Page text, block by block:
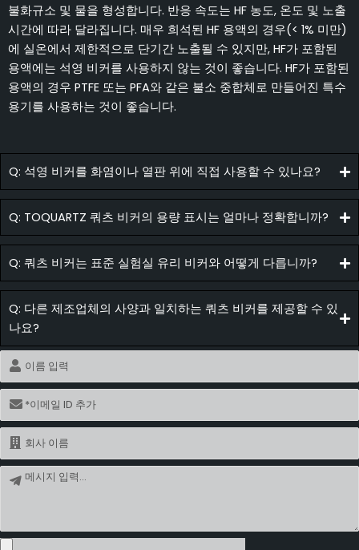
불화규소 및 물을 형성합니다. 반응 속도는 HF 농도, 온도 및 노출
시간에 따라 달라집니다. 매우 희석된 HF 용액의 경우(< 1% 미만)
에 실온에서 제한적으로 단기간 노출될 수 있지만, HF가 포함된
용액에는 석영 비커를 사용하지 않는 것이 좋습니다. HF가 포함된
용액의 경우 PTFE 또는 PFA와 같은 불소 중합체로 만들어진 특수
용기를 사용하는 것이 좋습니다.
Q: 석영 비커를 화염이나 열판 위에 직접 사용할 수 있나요?
Q: TOQUARTZ 쿼츠 비커의 용량 표시는 얼마나 정확합니까?
Q: 쿼츠 비커는 표준 실험실 유리 비커와 어떻게 다릅니까?
Q: 다른 제조업체의 사양과 일치하는 쿼츠 비커를 제공할 수 있
나요?
름
이
메
일
름